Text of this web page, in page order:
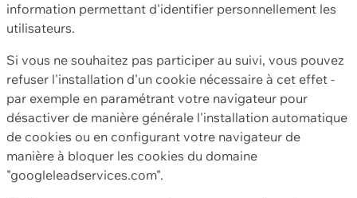
information permettant d'identifier personnellement les
utilisateurs.
Si vous ne souhaitez pas participer au suivi, vous pouvez
refuser l'installation d'un cookie nécessaire à cet effet -
par exemple en paramétrant votre navigateur pour
désactiver de manière générale l'installation automatique
de cookies ou en configurant votre navigateur de
manière à bloquer les cookies du domaine
"googleleadservices.com".